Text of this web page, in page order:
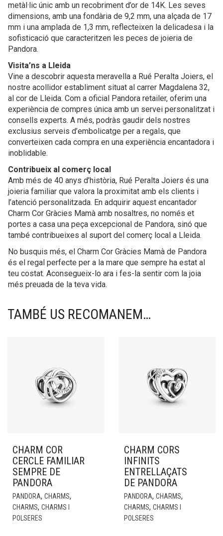
metàl·lic únic amb un recobriment d’or de 14K. Les seves
dimensions, amb una fondària de 9,2 mm, una alçada de 17
mm i una amplada de 1,3 mm, reflecteixen la delicadesa i la
sofisticació que caracteritzen les peces de joieria de
Pandora.
Visita’ns a Lleida
Vine a descobrir aquesta meravella a Rué Peralta Joiers, el
nostre acollidor establiment situat al carrer Magdalena 32,
al cor de Lleida. Com a oficial Pandora retailer, oferim una
experiència de compres única amb un servei personalitzat i
consells experts. A més, podràs gaudir dels nostres
exclusius serveis d’embolicatge per a regals, que
converteixen cada compra en una experiència encantadora i
inoblidable.
Contribueix al comerç local
Amb més de 40 anys d’història, Rué Peralta Joiers és una
joieria familiar que valora la proximitat amb els clients i
l’atenció personalitzada. En adquirir aquest encantador
Charm Cor Gràcies Mamà amb nosaltres, no només et
portes a casa una peça excepcional de Pandora, sinó que
també contribueixes al suport del comerç local a Lleida.
No busquis més, el Charm Cor Gràcies Mamà de Pandora
és el regal perfecte per a la mare que sempre ha estat al
teu costat. Aconsegueix-lo ara i fes-la sentir com la joia
més preuada de la teva vida.
TAMBÉ US RECOMANEM…
CHARM COR
CERCLE FAMILIAR
SEMPRE DE
PANDORA
PANDORA, CHARMS,
CHARMS, CHARMS I
POLSERES
CHARM CORS
INFINITS
ENTRELLAÇATS
DE PANDORA
PANDORA, CHARMS,
CHARMS, CHARMS I
POLSERES